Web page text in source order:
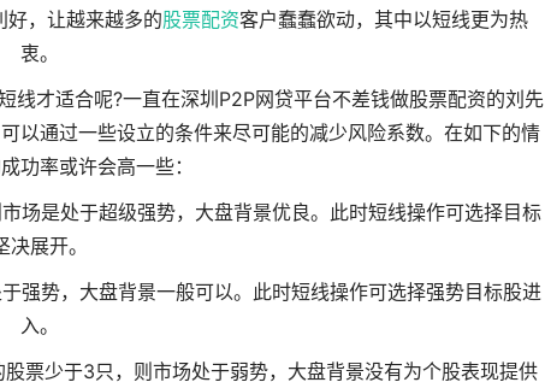
好，让越来越多的股票配资客户蠢蠢欲动，其中以短线更为热
衷。
线才适合呢?一直在深圳P2P网贷平台不差钱做股票配资的刘先
以通过一些设立的条件来尽可能的减少风险系数。在如下的情
功率或许会高一些：
场是处于超级强势，大盘背景优良。此时短线操作可选择目标
决展开。
强势，大盘背景一般可以。此时短线操作可选择强势目标股进
入。
票少于3只，则市场处于弱势，大盘背景没有为个股表现提供